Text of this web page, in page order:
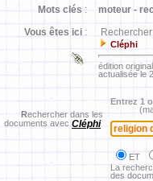
Mots clés : moteur -
Vous êtes ici :
Cléphi
édition
actualisée le
Rechercher dans les
documents avec Cléphi
Entrez 1
ET
La
des